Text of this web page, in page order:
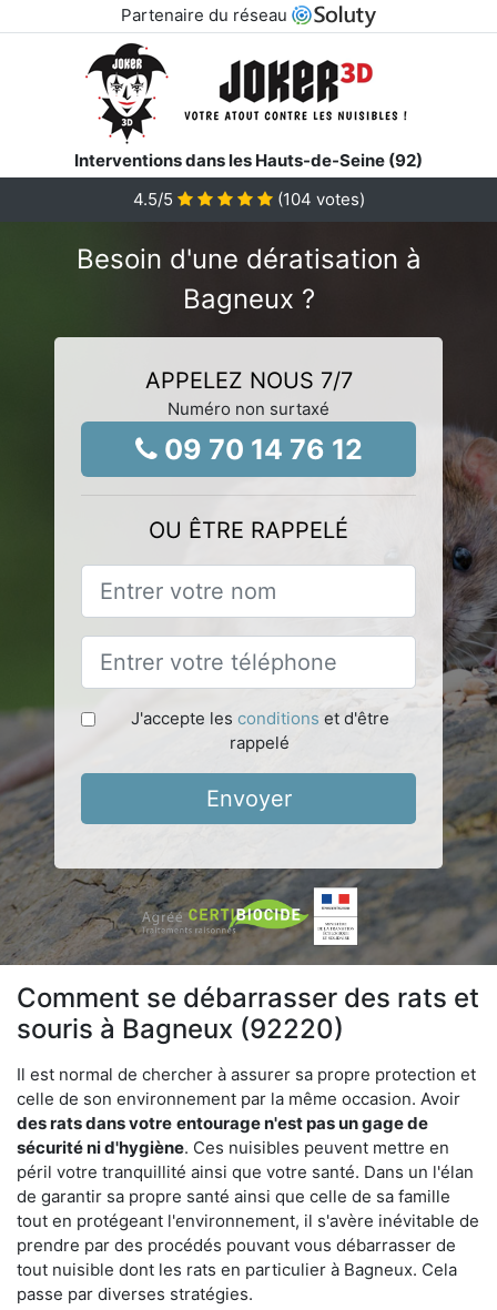
Partenaire du réseau
Interventions dans les Hauts-de-Seine (92)
4.5/5 (104 votes)
Besoin d'une dératisation à
Bagneux ?
APPELEZ NOUS 7/7
Numéro non surtaxé
09 70 14 76 12
OU ÊTRE RAPPELÉ
J'accepte les conditions et d'être
rappelé
Envoyer
Comment se débarrasser des rats et
souris à Bagneux (92220)
Il est normal de chercher à assurer sa propre protection et
celle de son environnement par la même occasion. Avoir
des rats dans votre entourage n'est pas un gage de
sécurité ni d'hygiène. Ces nuisibles peuvent mettre en
péril votre tranquillité ainsi que votre santé. Dans un l'élan
de garantir sa propre santé ainsi que celle de sa famille
tout en protégeant l'environnement, il s'avère inévitable de
prendre par des procédés pouvant vous débarrasser de
tout nuisible dont les rats en particulier à Bagneux. Cela
passe par diverses stratégies.